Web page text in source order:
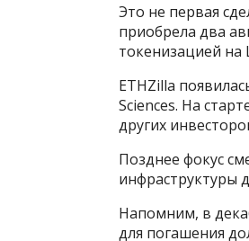
Это не первая
приобрела два
токенизацией на
ETHZilla
Sciences. На
других
Позднее фокус
инфраструктуры
Напомним, в
для погашения